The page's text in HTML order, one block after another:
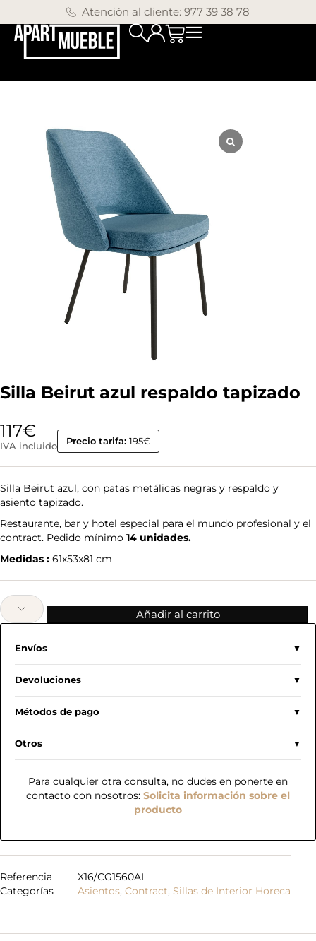
Atención al cliente: 977 39 38 78
Silla Beirut azul respaldo tapizado
117€
IVA incluido Precio tarifa: 195€
Silla Beirut azul, con patas metálicas negras y respaldo y
asiento tapizado.
Restaurante, bar y hotel especial para el mundo profesional y el
contract. Pedido mínimo 14 unidades.
Medidas : 61x53x81 cm
Añadir al carrito
Envíos
Devoluciones
Métodos de pago
Otros
Para cualquier otra consulta, no dudes en ponerte en
contacto con nosotros: Solicita información sobre el
producto
Referencia
X16/CG1560AL
Categorías
Asientos, Contract, Sillas de Interior Horeca